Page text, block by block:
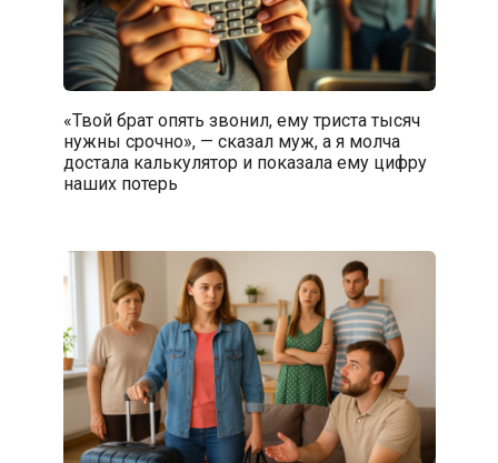
«Твой брат опять звонил, ему триста тысяч
нужны срочно», — сказал муж, а я молча
достала калькулятор и показала ему цифру
наших потерь